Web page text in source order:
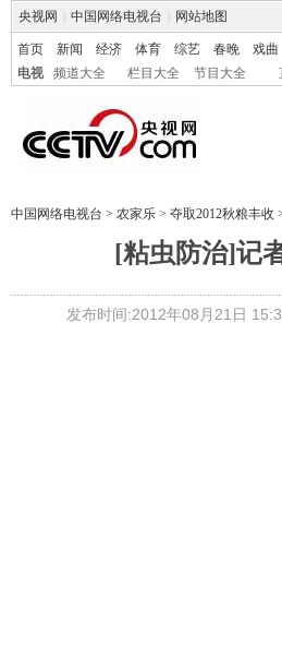
央视网 中国网络电视台 网站地图
首页 新闻 经济 体育 综艺 春晚 戏曲
电视
频道大全 栏目大全 节目大全
中国网络电视台 > 农家乐 > 夺取2012秋粮丰收
[粘虫防治]记
发布时间:2012年08月21日